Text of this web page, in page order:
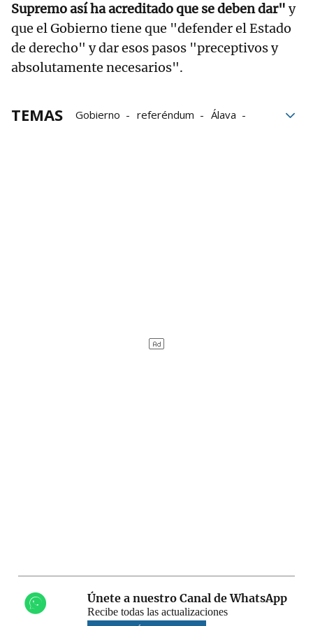
Supremo así ha acreditado que se deben dar" y
que el Gobierno tiene que "defender el Estado
de derecho" y dar esos pasos "preceptivos y
absolutamente necesarios".
TEMAS Gobierno referéndum
Álava
Únete a nuestro Canal de WhatsApp
Recibe todas las actualizaciones